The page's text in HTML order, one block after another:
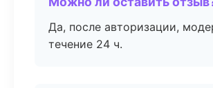
Да, после авторизации,
течение 24 ч.